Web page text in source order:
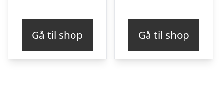
Gå til shop Gå til shop